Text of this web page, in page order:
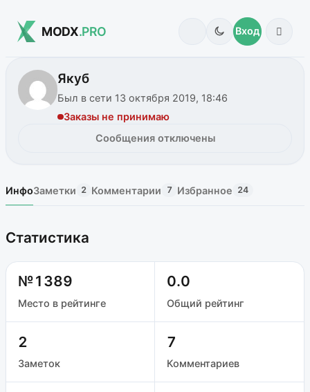
MODX.PRO Вход
Якуб
Был в сети 13 октября 2019, 18:46
Заказы не принимаю
Сообщения отключены
ИнфоЗаметки 2 Комментарии 7 Избранное 24
Статистика
№1389
Место в рейтинге
0.0
Общий рейтинг
2
Заметок
7
Комментариев